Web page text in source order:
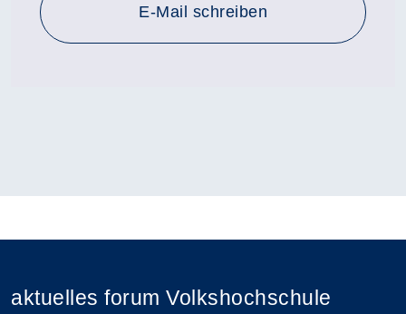
E-Mail schreiben
aktuelles forum Volkshochschule